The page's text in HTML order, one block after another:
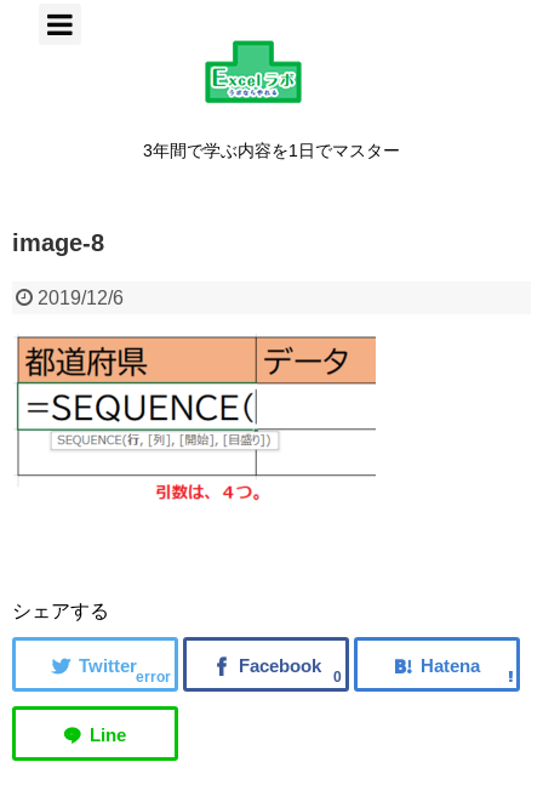
3年間で学ぶ内容を1日でマスター
image-8
2019/12/6
シェアする
error 0